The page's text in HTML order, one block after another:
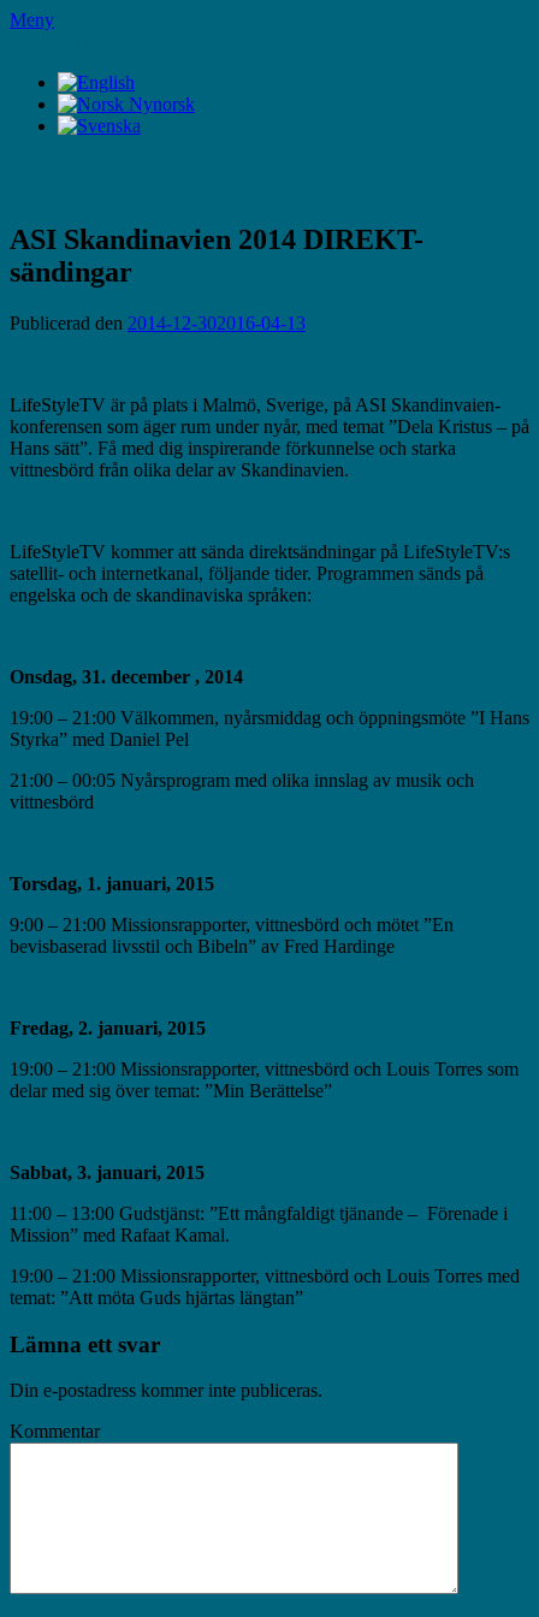
Hoppa
Meny
ASI Skandinavien 2014 DIREKT-
sändingar
Publicerad den 2014-12-302016-04-13
LifeStyleTV är på plats i Malmö, Sverige, på ASI Skandinvaien-
konferensen som äger rum under nyår, med temat ”Dela Kristus – på
Hans sätt”. Få med dig inspirerande förkunnelse och starka
vittnesbörd från olika delar av Skandinavien.
LifeStyleTV kommer att sända direktsändningar på LifeStyleTV:s
satellit- och internetkanal, följande tider. Programmen sänds på
engelska och de skandinaviska språken:
Onsdag, 31. december , 2014
19:00 – 21:00 Välkommen, nyårsmiddag och öppningsmöte ”I Hans
Styrka” med Daniel Pel
21:00 – 00:05 Nyårsprogram med olika innslag av musik och
vittnesbörd
Torsdag, 1. januari, 2015
9:00 – 21:00 Missionsrapporter, vittnesbörd och mötet ”En
bevisbaserad livsstil och Bibeln” av Fred Hardinge
Fredag, 2. januari, 2015
19:00 – 21:00 Missionsrapporter, vittnesbörd och Louis Torres som
delar med sig över temat: ”Min Berättelse”
Sabbat, 3. januari, 2015
11:00 – 13:00 Gudstjänst: ”Ett mångfaldigt tjänande – Förenade i
Mission” med Rafaat Kamal.
19:00 – 21:00 Missionsrapporter, vittnesbörd och Louis Torres med
temat: ”Att möta Guds hjärtas längtan”
Lämna ett svar
Din e-postadress kommer inte publiceras.
Kommentar